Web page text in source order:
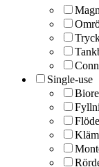
Single-use